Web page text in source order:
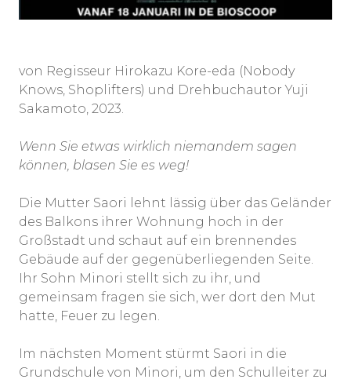
von Regisseur Hirokazu Kore-eda (Nobody
Knows, Shoplifters) und Drehbuchautor Yuji
Sakamoto, 2023.
Wenn Sie etwas wirklich niemandem sagen
können, blasen Sie es weg!
Die Mutter Saori lehnt lässig über das Geländer
des Balkons ihrer Wohnung hoch in der
Großstadt und schaut auf ein brennendes
Gebäude auf der gegenüberliegenden Seite.
Ihr Sohn Minori stellt sich zu ihr, und
gemeinsam fragen sie sich, wer dort den Mut
hatte, Feuer zu legen.
Im nächsten Moment stürmt Saori in die
Grundschule von Minori, um den Schulleiter zu